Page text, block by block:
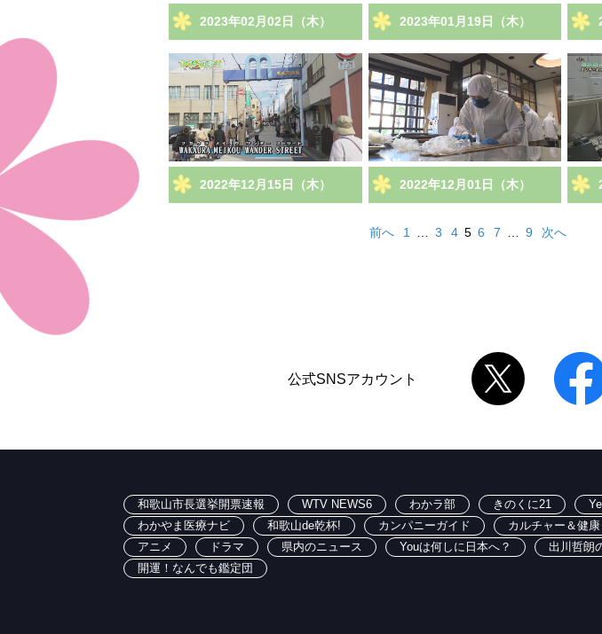
2023年02月02日（木） 2023年01月19日（木）
2022年12月15日（木） 2022年12月01日（木）
前へ 1 3 4 5 6 7 9 次へ
公式SNSアカウント
和歌山市長選挙開票速報 WTV NEWS6 わかラ部 きのくに21 Yell
わかやま医療ナビ
和歌山de乾杯! カンパニーガイド カルチャー＆健
アニメ
ドラマ 県内のニュース Youは何しに日本へ？ 出川哲朗
開運！なんでも鑑定団